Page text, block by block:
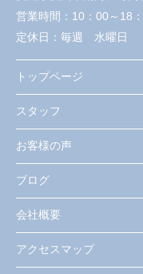
営業時間： 10：00～18
定休日： 毎週 水曜日
トップページ
スタッフ
お客様の声
ブログ
会社概要
アクセスマップ